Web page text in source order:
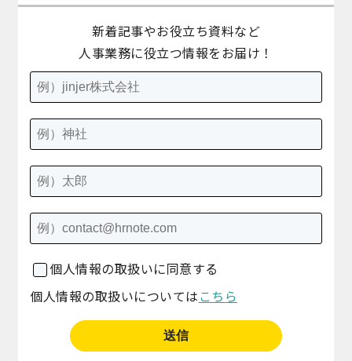
新着記事やお役立ち資料など
人事業務に役立つ情報をお届け！
個人情報の取扱いに同意する
個人情報の取扱いについては こちら